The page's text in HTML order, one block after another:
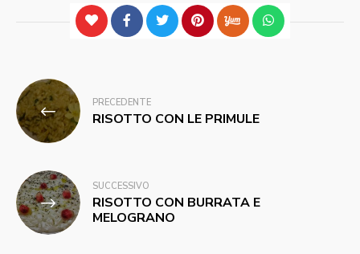
Navigazione
articoli
PRECEDENTE
RISOTTO CON LE PRIMULE
SUCCESSIVO
RISOTTO CON BURRATA E
MELOGRANO